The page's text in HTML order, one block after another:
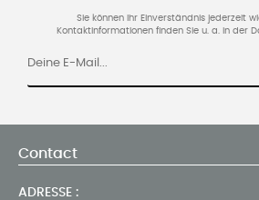
Sie können Ihr Einverständnis jederzeit
Kontaktinformationen finden Sie u. a. in der
Contact
ADRESSE :